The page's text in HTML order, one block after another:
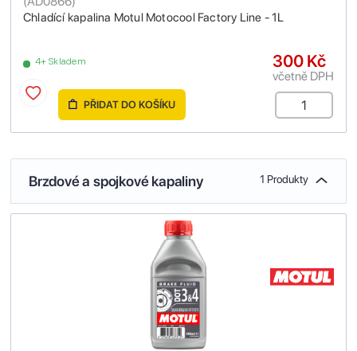
Chladící kapalina Motul Motocool Factory Line - 1L
4+ Skladem 300 Kč
včetně DPH
PŘIDAT DO KOŠÍKU
Brzdové a spojkové kapaliny 1 Produkty